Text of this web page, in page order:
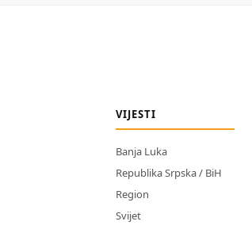
VIJESTI
Banja Luka
Republika Srpska / BiH
Region
Svijet